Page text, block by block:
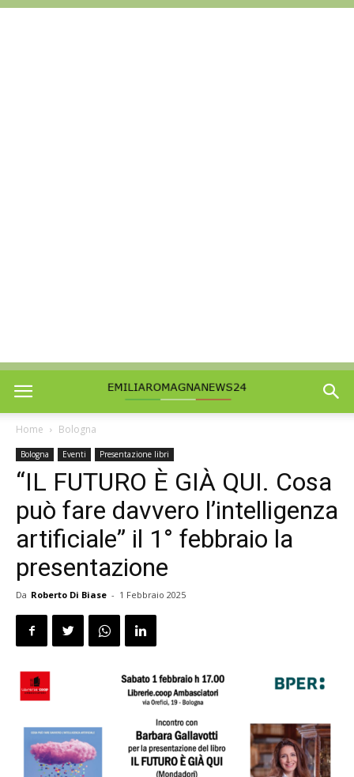
Home Bologna
Bologna Eventi Presentazione libri
“IL FUTURO È GIÀ QUI. Cosa
può fare davvero l’intelligenza
artificiale” il 1° febbraio la
presentazione
Da Roberto Di Biase - 1 Febbraio 2025